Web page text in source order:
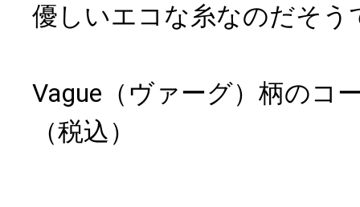
優しいエコな糸なのだそう
Vague（ヴァーグ）柄のコ
（税込）